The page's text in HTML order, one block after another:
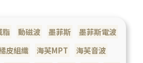
脂 動磁波 墨菲斯
墨菲斯電波
皮組織 海芙MPT
海芙音波